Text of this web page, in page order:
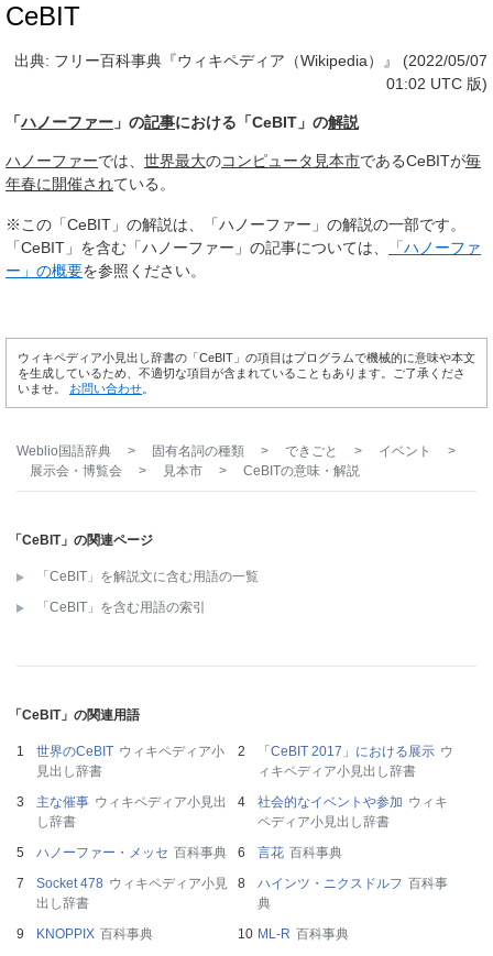
CeBIT
出典: フリー百科事典『ウィキペディア（Wikipedia）』 (2022/05/07
01:02 UTC 版)
「ハノーファー 」の記事における「CeBIT」の解説
ハノーファーでは、 世界最大のコンピュータ 見本市であるCeBITが毎
年春に開催されている。
※この「CeBIT」の解説は、「ハノーファー」の解説の一部です。
「CeBIT」を含む「ハノーファー」の記事については、
「ハノーファ
ー」の概要を参照ください。
ウィキペディア小見出し辞書の「CeBIT」の項目はプログラムで機械的に意味や本文
を生成しているため、不適切な項目が含まれていることもあります。ご了承くださ
いませ。 お問い合わせ
Weblio国語辞典 > 固有名詞の種類 > できごと > イベント
>
展示会・博覧会
> 見本市 > CeBITの意味・解説
「CeBIT」の関連ページ
「CeBIT」を解説文に含む用語の一覧
「CeBIT」を含む用語の索引
「CeBIT」の関連用語
世界のCeBIT ウィキペディア小
見出し辞書
「CeBIT 2017」における展示 ウ
ィキペディア小見出し辞書
主な催事 ウィキペディア小見出
し辞書
社会的なイベントや参加 ウィキ
ペディア小見出し辞書
ハノーファー・メッセ 百科事典 言花 百科事典
Socket 478 ウィキペディア小見
出し辞書
ハインツ・ニクスドルフ 百科事
典
KNOPPIX 百科事典 ML-R 百科事典